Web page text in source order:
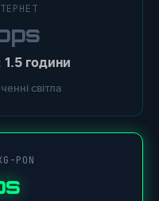
1.5 години
світла
PON